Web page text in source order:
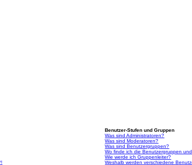
Benutzer-Stufen und Gruppen
Was sind Administratoren?
Was sind Moderatoren?
Was sind Benutzergruppen?
Wo finde ich die Benutzergruppen
Wie werde ich Gruppenleiter?
Weshalb werden verschiedene